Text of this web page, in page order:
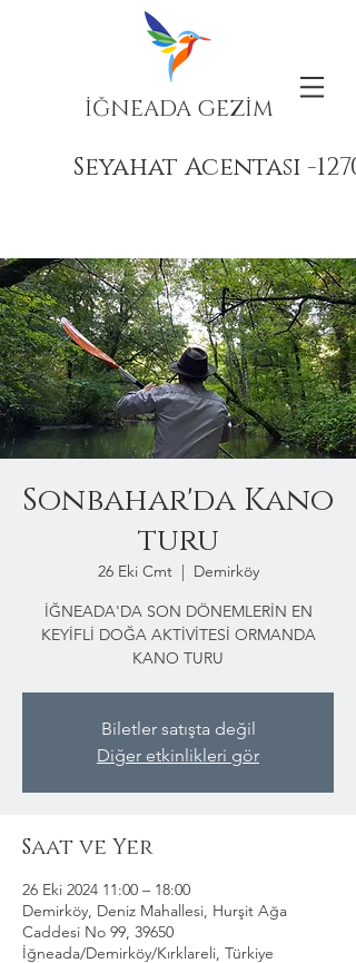
İĞNEADA GEZİM
Seyahat Acentası -
Sonbahar'da Kano
turu
26 Eki Cmt
  |
Demirköy
İĞNEADA'DA SON DÖNEMLERİN EN
KEYİFLİ DOĞA AKTİVİTESİ ORMANDA
KANO TURU
Biletler satışta değil
Diğer etkinlikleri gör
Saat ve Yer
26 Eki 2024 11:00 – 18:00
Demirköy, Deniz Mahallesi, Hurşit Ağa
Caddesi No 99, 39650
İğneada/Demirköy/Kırklareli, Türkiye